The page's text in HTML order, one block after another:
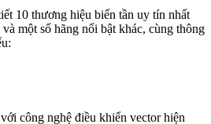
10 thương hiệu biến tần uy tín nhất
một số hãng nổi bật khác, cùng thông
công nghệ điều khiển vector hiện